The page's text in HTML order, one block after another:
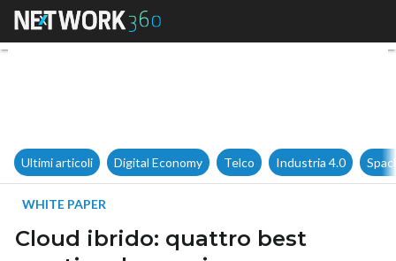
Cloud ibrido: quattro best
Ultimi articoli Digital Economy Telco Industria 4.0
WHITE PAPER
Cloud ibrido: quattro best